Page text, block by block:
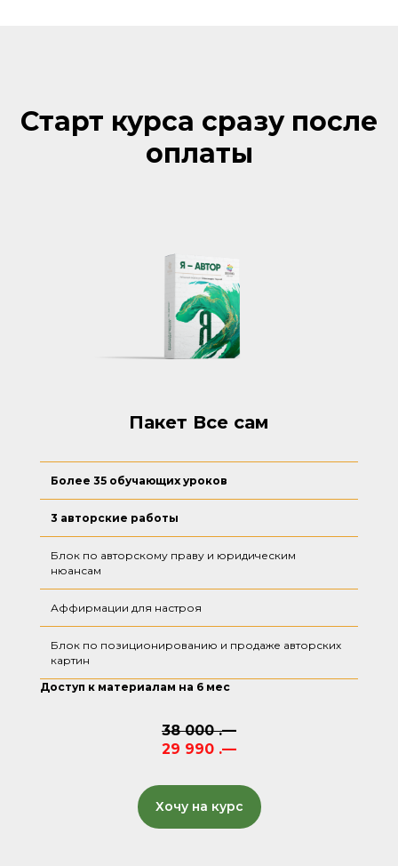
Старт курса сразу после
оплаты
Пакет Все сам
Более 35 обучающих уроков
3 авторские работы
Блок по авторскому праву и юридическим
нюансам
Аффирмации для настроя
Блок по позиционированию и продаже авторских
картин
Доступ к материалам на 6 мес
38 000 .—
29 990 .—
Хочу на курс